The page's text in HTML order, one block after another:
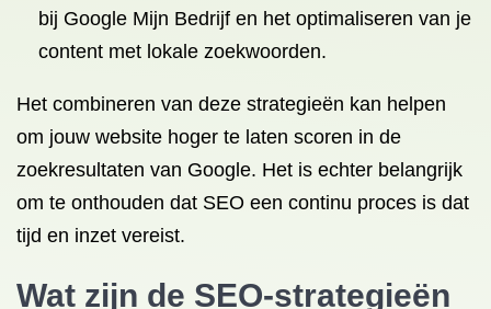
bij Google Mijn Bedrijf en het optimaliseren van je
content met lokale zoekwoorden.
Het combineren van deze strategieën kan helpen
om jouw website hoger te laten scoren in de
zoekresultaten van Google. Het is echter belangrijk
om te onthouden dat SEO een continu proces is dat
tijd en inzet vereist.
Wat zijn de SEO-strategieën